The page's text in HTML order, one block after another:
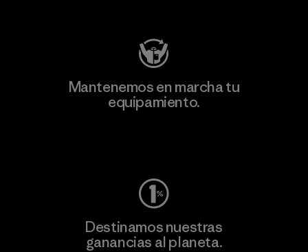
Mantenemos en marcha tu
equipamiento.
Destinamos nuestras
ganancias al planeta.